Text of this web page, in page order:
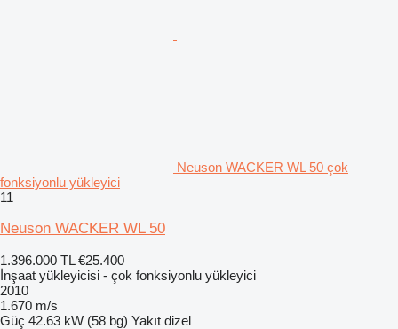
Neuson WACKER WL 50 çok
fonksiyonlu yükleyici
11
Neuson WACKER WL 50
1.396.000 TL €25.400
İnşaat yükleyicisi - çok fonksiyonlu yükleyici
2010
1.670 m/s
Güç 42.63 kW (58 bg) Yakıt dizel